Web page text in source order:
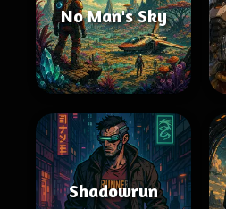
No Man's Sky
Shadowrun